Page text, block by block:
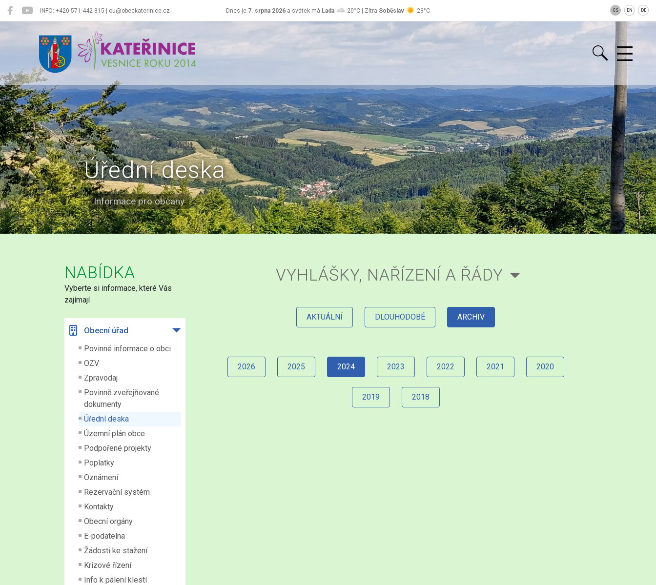
INFO: +420 571 442 315 | ou@obeckaterinice.cz Dnes je 7. srpna 2026 a svátek má Lada 20°C | Zítra Soběslav 23°C CS EN DE
Kateřinice
Úřední deska
Informace pro občany
NABÍDKA
Vyberte si informace, které Vás
zajímají
Obecní úřad
Povinné informace o obci
OZV
Zpravodaj
Povinně zveřejňované
dokumenty
Úřední deska
Územní plán obce
Podpořené projekty
Poplatky
Oznámení
Rezervační systém
Kontakty
Obecní orgány
E-podatelna
Žádosti ke stažení
Krizové řízení
Info k pálení klestí
VYHLÁŠKY, NAŘÍZENÍ A ŘÁDY
AKTUÁLNÍ DLOUHODOBÉ ARCHIV
2026 2025 2024 2023 2022 2021 2020
2019 2018